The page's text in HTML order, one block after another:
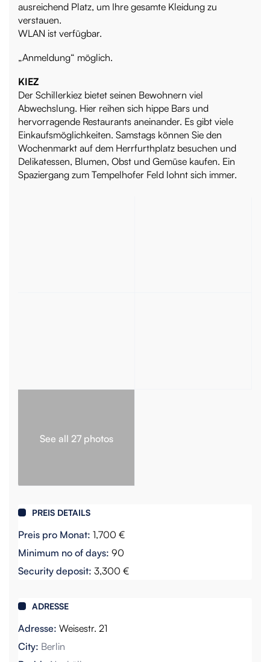
ausreichend Platz, um Ihre gesamte Kleidung zu
verstauen.
WLAN ist verfügbar.
„Anmeldung“ möglich.
KIEZ
Der Schillerkiez bietet seinen Bewohnern viel
Abwechslung. Hier reihen sich hippe Bars und
hervorragende Restaurants aneinander. Es gibt viele
Einkaufsmöglichkeiten. Samstags können Sie den
Wochenmarkt auf dem Herrfurthplatz besuchen und
Delikatessen, Blumen, Obst und Gemüse kaufen. Ein
Spaziergang zum Tempelhofer Feld lohnt sich immer.
See all 27 photos
PREIS DETAILS
Preis pro Monat: 1,700 €
Minimum no of days: 90
Security deposit: 3,300 €
ADRESSE
Adresse: Weisestr. 21
City: Berlin